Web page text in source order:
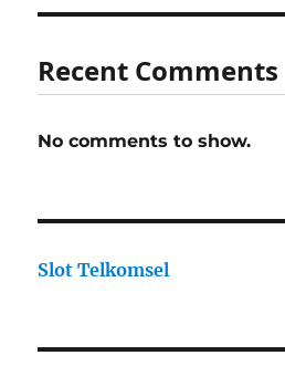
Recent Comments
No comments to show.
Slot Telkomsel